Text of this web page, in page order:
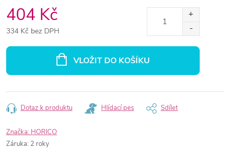
404 Kč
334 Kč bez DPH
VLOŽIT DO KOŠÍKU
Dotaz k produktu Hlídací pes Sdílet
Značka: HORICO
Záruka: 2 roky